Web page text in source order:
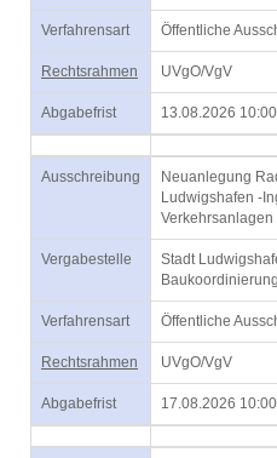
Verfahrensart Öffentliche
Rechtsrahmen UVgO/VgV
Abgabefrist 13.08.2026 10:00
Ausschreibung
Neuanlegung
Ludwigshafen -
Vergabestelle
Stadt
Baukoordinierung
Verfahrensart Öffentliche
Rechtsrahmen UVgO/VgV
Abgabefrist 17.08.2026 10:00